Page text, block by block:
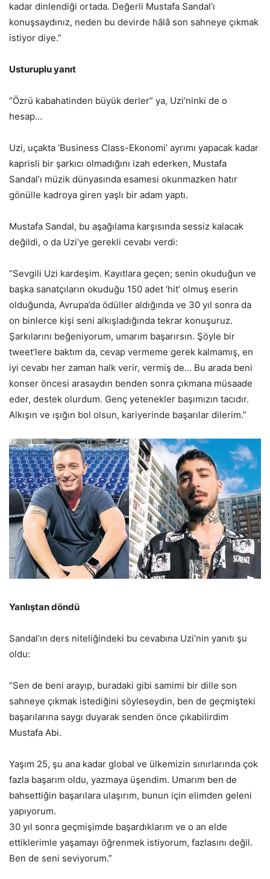
kadar dinlendiği ortada. Değerli Mustafa Sandal’ı
konuşsaydınız, neden bu devirde hâlâ son sahneye çıkmak
istiyor diye.”
Usturuplu yanıt
“Özrü kabahatinden büyük derler” ya, Uzi’ninki de o
hesap…
Uzi, uçakta ‘Business Class-Ekonomi’ ayrımı yapacak kadar
kaprisli bir şarkıcı olmadığını izah ederken, Mustafa
Sandal’ı müzik dünyasında esamesi okunmazken hatır
gönülle kadroya giren yaşlı bir adam yaptı.
Mustafa Sandal, bu aşağılama karşısında sessiz kalacak
değildi, o da Uzi’ye gerekli cevabı verdi:
“Sevgili Uzi kardeşim. Kayıtlara geçen; senin okuduğun ve
başka sanatçıların okuduğu 150 adet ‘hit’ olmuş eserin
olduğunda, Avrupa’da ödüller aldığında ve 30 yıl sonra da
on binlerce kişi seni alkışladığında tekrar konuşuruz.
Şarkılarını beğeniyorum, umarım başarırsın. Şöyle bir
tweet’lere baktım da, cevap vermeme gerek kalmamış, en
iyi cevabı her zaman halk verir, vermiş de… Bu arada beni
konser öncesi arasaydın benden sonra çıkmana müsaade
eder, destek olurdum. Genç yetenekler başımızın tacıdır.
Alkışın ve ışığın bol olsun, kariyerinde başarılar dilerim.”
Yanlıştan döndü
Sandal’ın ders niteliğindeki bu cevabına Uzi’nin yanıtı şu
oldu:
“Sen de beni arayıp, buradaki gibi samimi bir dille son
sahneye çıkmak istediğini söyleseydin, ben de geçmişteki
başarılarına saygı duyarak senden önce çıkabilirdim
Mustafa Abi.
Yaşım 25, şu ana kadar global ve ülkemizin sınırlarında çok
fazla başarım oldu, yazmaya üşendim. Umarım ben de
bahsettiğin başarılara ulaşırım, bunun için elimden geleni
yapıyorum.
30 yıl sonra geçmişimde başardıklarım ve o an elde
ettiklerimle yaşamayı öğrenmek istiyorum, fazlasını değil.
Ben de seni seviyorum.”